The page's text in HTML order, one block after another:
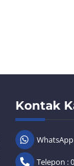
Kontak
Telepon :